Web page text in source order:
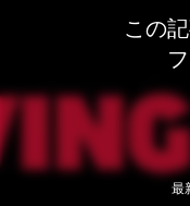
この
最